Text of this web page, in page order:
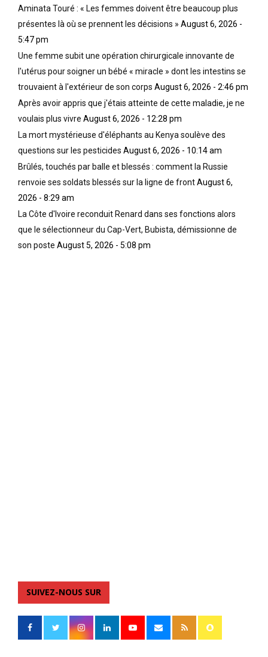
Aminata Touré : « Les femmes doivent être beaucoup plus
présentes là où se prennent les décisions » August 6, 2026 -
5:47 pm
Une femme subit une opération chirurgicale innovante de
l'utérus pour soigner un bébé « miracle » dont les intestins se
trouvaient à l'extérieur de son corps August 6, 2026 - 2:46 pm
Après avoir appris que j'étais atteinte de cette maladie, je ne
voulais plus vivre August 6, 2026 - 12:28 pm
La mort mystérieuse d'éléphants au Kenya soulève des
questions sur les pesticides August 6, 2026 - 10:14 am
Brûlés, touchés par balle et blessés : comment la Russie
renvoie ses soldats blessés sur la ligne de frontAugust 6,
2026 - 8:29 am
La Côte d'Ivoire reconduit Renard dans ses fonctions alors
que le sélectionneur du Cap-Vert, Bubista, démissionne de
son poste August 5, 2026 - 5:08 pm
SUIVEZ-NOUS SUR